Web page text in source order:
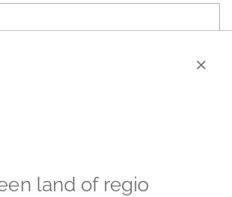
verhogen. De drukapparatuur wordt
×
land of regio